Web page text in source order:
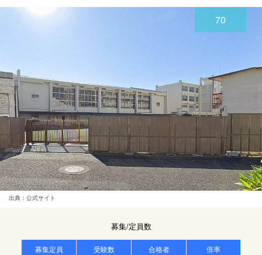
70
出典：公式サイト
募集/定員数
募集定員 受験数 合格者 倍率